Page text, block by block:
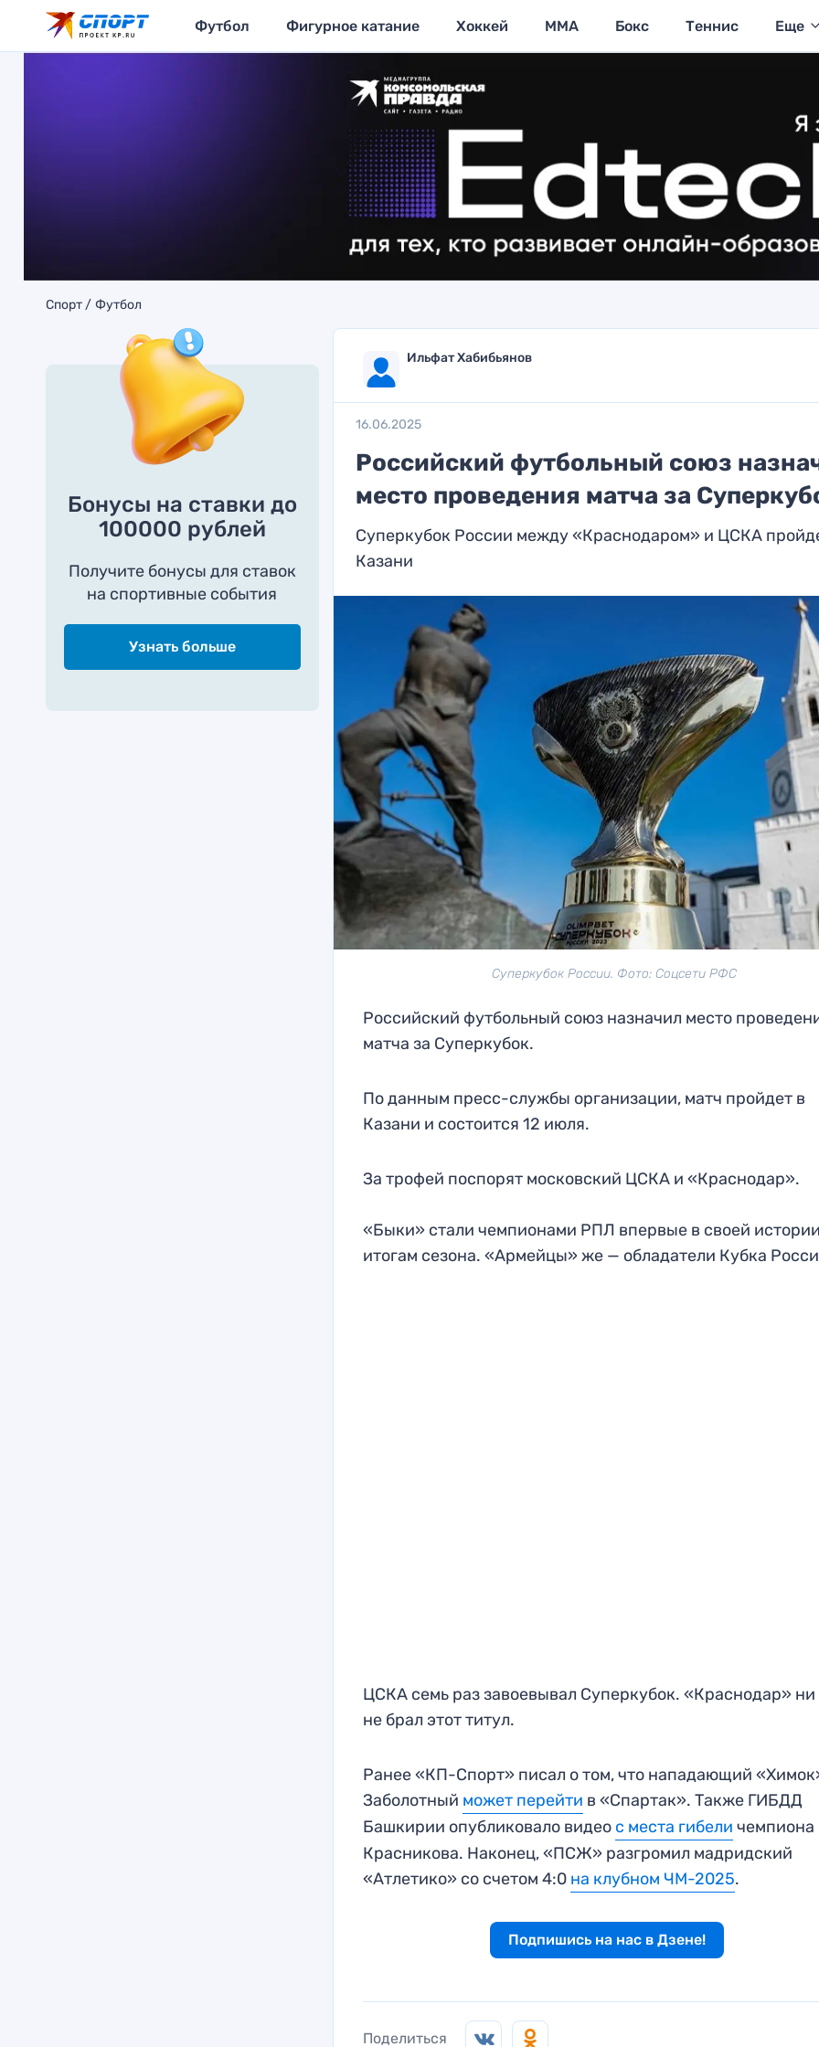
Футбол Фигурное катание Хоккей MMA Бокс Теннис Еще
Спорт Футбол
Бонусы на ставки до
100000 рублей
Получите бонусы для ставок
на спортивные события
Узнать больше
Ильфат Хабибьянов
16.06.2025
Российский футбольный союз
место проведения матча за
Суперкубок России между «Краснодаром» и ЦСКА
Казани
Суперкубок России. Фото: Соцсети РФС
Российский футбольный союз назначил место
матча за Суперкубок.
По данным пресс-службы организации, матч пройдет в
Казани и состоится 12 июля.
За трофей поспорят московский ЦСКА и «Краснодар».
«Быки» стали чемпионами РПЛ впервые в своей
итогам сезона. «Армейцы» же — обладатели Кубка
ЦСКА семь раз завоевывал Суперкубок. «Краснодар» ни
не брал этот титул.
Ранее «КП-Спорт» писал о том, что нападающий
Заболотный может перейти в «Спартак». Также ГИБДД
Башкирии опубликовало видео с места гибели
Красникова. Наконец, «ПСЖ» разгромил мадридский
«Атлетико» со счетом 4:0 на клубном ЧМ-2025.
Подпишись на нас в Дзене!
Поделиться